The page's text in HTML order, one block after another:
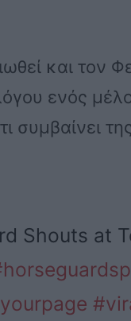
και τον
ενός
συμβαίνει
Shouts at